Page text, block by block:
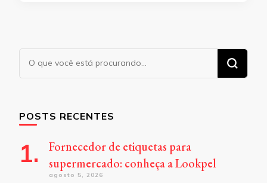
Procurando
POSTS RECENTES
Fornecedor de etiquetas para
supermercado: conheça a Lookpel
agosto 5, 2026